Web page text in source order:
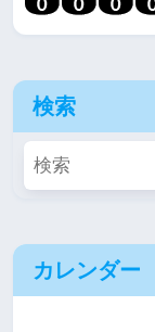
検索
カレンダー